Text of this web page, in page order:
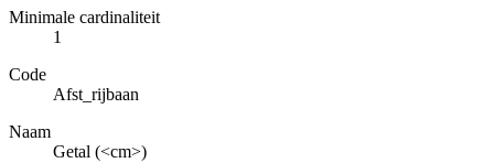
Minimale cardinaliteit
1
Code
Afst_rijbaan
Naam
Getal (<cm>)